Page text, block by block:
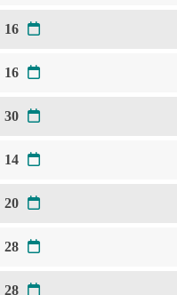
16 - 20 اغسطس 2026
16 - 20 اغسطس 2026
30 اغسطس - 03 سبتمبر 2026
14 - 18 سبتمبر 2026
20 - 24 سبتمبر 2026
28 سبتمبر - 02 اكتوبر 2026